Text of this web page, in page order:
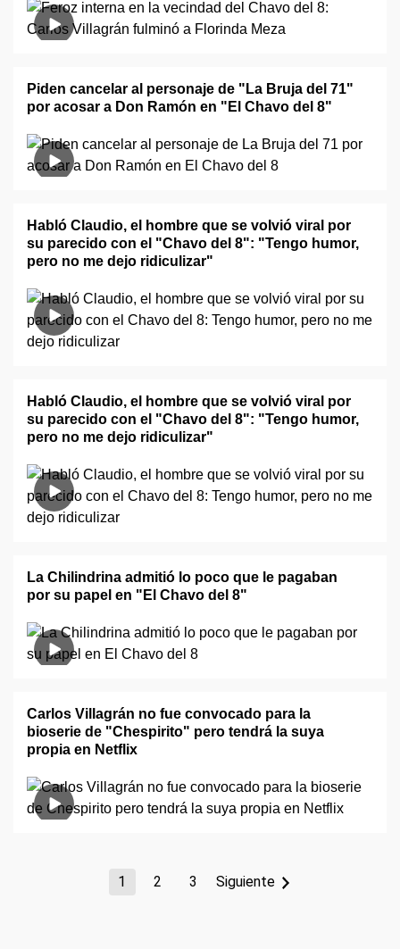
Piden cancelar al personaje de "La Bruja del 71"
por acosar a Don Ramón en "El Chavo del 8"
Habló Claudio, el hombre que se volvió viral por
su parecido con el "Chavo del 8": "Tengo humor,
pero no me dejo ridiculizar"
Habló Claudio, el hombre que se volvió viral por
su parecido con el "Chavo del 8": "Tengo humor,
pero no me dejo ridiculizar"
La Chilindrina admitió lo poco que le pagaban
por su papel en "El Chavo del 8"
Carlos Villagrán no fue convocado para la
bioserie de "Chespirito" pero tendrá la suya
propia en Netflix
1 2 3 Siguiente